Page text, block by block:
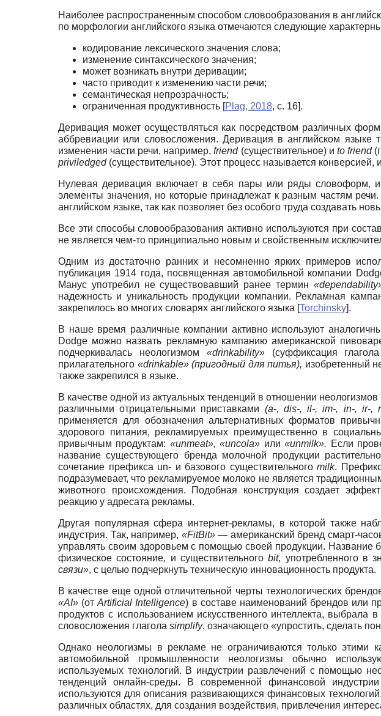
Наиболее распространенным способом словообразования в
по морфологии английского языка отмечаются следующие
кодирование лексического значения слова;
изменение синтаксического значения;
может возникать внутри деривации;
часто приводит к изменению части речи;
семантическая непрозрачность;
ограниченная продуктивность [Plag, 2018, с. 16].
Деривация может осуществляться как посредством различных
аббревиации или словосложения. Деривация в английском
изменения части речи, например,friend(существительное) и to friend
priviledged(существительное). Этот процесс называется конверсией,
Нулевая деривация включает в себя пары или ряды
элементы значения, но которые принадлежат к разным частям
английском языке, так как позволяет без особого труда создавать
Все эти способы словообразования активно используются при
не является чем-то принципиально новым и свойственным
Одним из достаточно ранних и несомненно ярких примеров
публикация 1914 года, посвященная автомобильной компании
Манус употребил не существовавший ранее термин
надежность и уникальность продукции компании. Рекламная
закрепилось во многих словарях английского языка [Torchinsky].
В наше время различные компании активно используют
Dodge можно назвать рекламную кампанию американской
подчеркивалась неологизмом «drinkability»(суффиксация
прилагательного «drinkable» (пригодный для питья), изобретенный
также закрепился в языке.
В качестве одной из актуальных тенденций в отношении
различными отрицательными приставками (a-, dis-, il-, im-, in-, ir-,
применяется для обозначения альтернативных форматов
здорового питания, рекламируемых преимущественно в
привычным продуктам: «unmeat», «uncola» или«unmilk». Если
название существующего бренда молочной продукции
сочетание префикса un- и базового существительного milk.
подразумевает, что рекламируемое молоко не является
животного происхождения. Подобная конструкция создает
реакцию у адресата рекламы.
Другая популярная сфера интернет-рекламы, в которой также
индустрия. Так, например, «FitBit»— американский бренд смарт-
управлять своим здоровьем с помощью своей продукции. Название
физическое состояние, и существительногоbit, употребленного в
связи», с целью подчеркнуть техническую инновационность продукта.
В качестве еще одной отличительной черты технологических
«AI» (отArtificial Intelligence) в составе наименований брендов или
продуктов с использованием искусственного интеллекта, выбрала
словосложения глагола simplify, означающего «упростить, сделать
Однако неологизмы в рекламе не ограничиваются только этими
автомобильной промышленности неологизмы обычно
используемых технологий. В индустрии развлечений с помощью
тенденций онлайн-среды. В современной финансовой
используются для описания развивающихся финансовых
различных областях, для создания воздействия, привлечения